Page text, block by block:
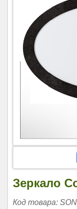
Зеркало
Код товара: